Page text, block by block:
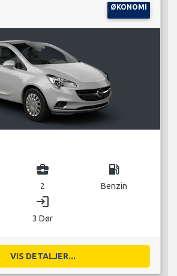
ØKONOMI
business_center
2
local_gas_station
Benzin
login
3 Dør
VIS DETALJER...